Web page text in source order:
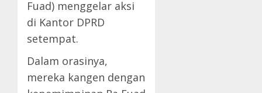
Fuad) menggelar aksi
di Kantor DPRD
setempat.
Dalam orasinya,
mereka kangen dengan